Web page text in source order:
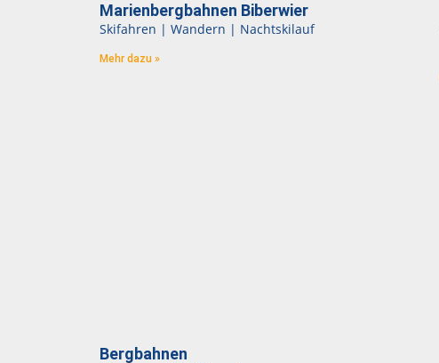
Marienbergbahnen Biberwier
Skifahren | Wandern | Nachtskilauf
Mehr dazu »
Bergbahnen